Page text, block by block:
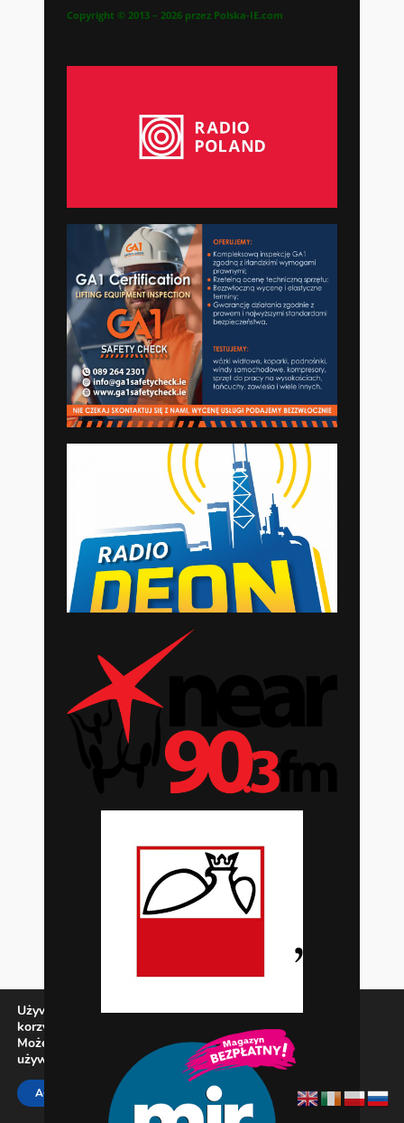
Używamy ciasteczek, aby zapewnić najlepszą jakość
korzystania z naszej witryny.
Możesz dowiedzieć się więcej o tym, jakich ciasteczek
używamy, lub wyłączyć je w ustawieniach.
ACCEPT SETTINGS Zamknij panel
Copyright © 2013 – 2026 przez Polska-IE.com